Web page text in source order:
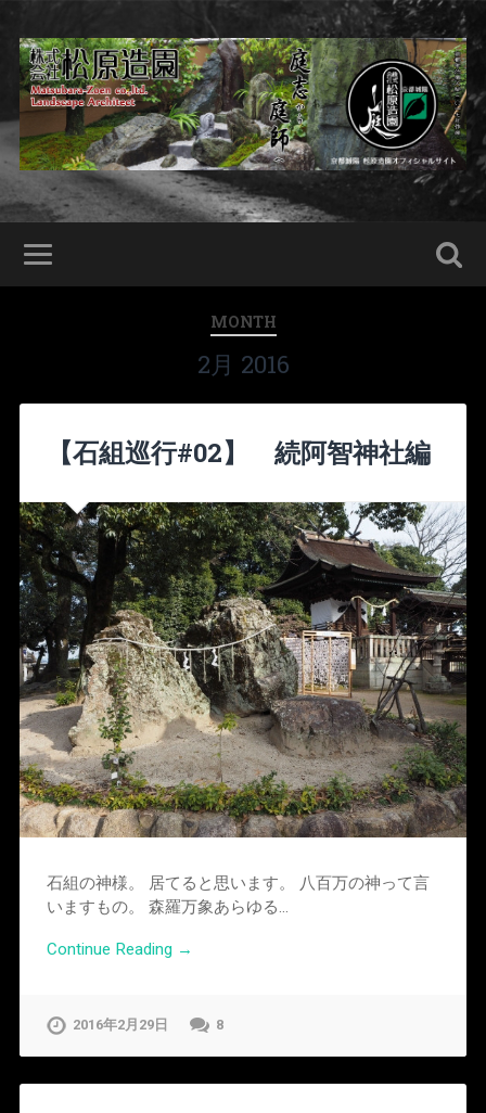
MONTH
2月 2016
【石組巡行#02】 続阿智神社編
石組の神様。 居てると思います。 八百万の神って言
いますもの。 森羅万象あらゆる…
Continue Reading →
2016年2月29日 8